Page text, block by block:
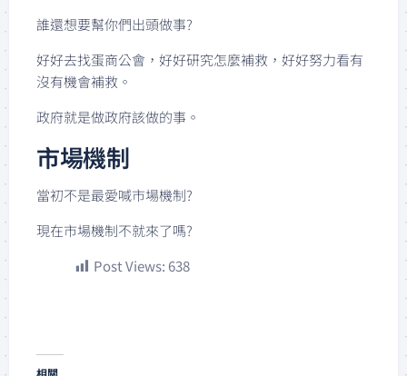
誰還想要幫你們出頭做事?
好好去找蛋商公會，好好研究怎麼補救，好好努力看有
沒有機會補救。
政府就是做政府該做的事。
市場機制
當初不是最愛喊市場機制?
現在市場機制不就來了嗎?
Post Views: 638
相關